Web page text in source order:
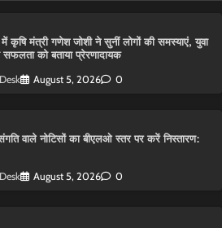
कृषि मंत्री गणेश जोशी ने सुनीं लोगों की समस्याएं, युवा
को बताया प्रेरणादायक
August 5, 2026 0
वाले नोटिसों का बीएलओ स्तर पर करें निस्तारण:
August 5, 2026 0